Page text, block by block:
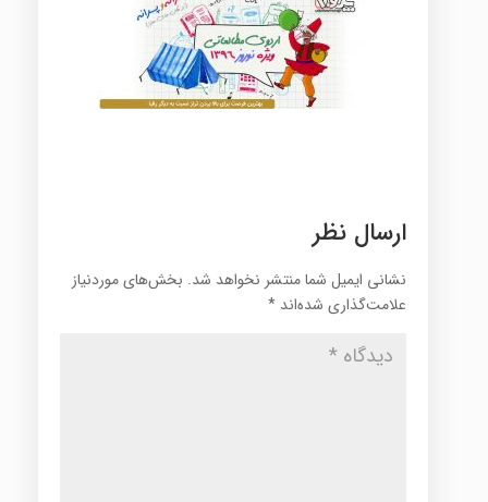
ارسال نظر
نشانی ایمیل شما منتشر نخواهد شد. بخش‌های موردنیاز
علامت‌گذاری شده‌اند *